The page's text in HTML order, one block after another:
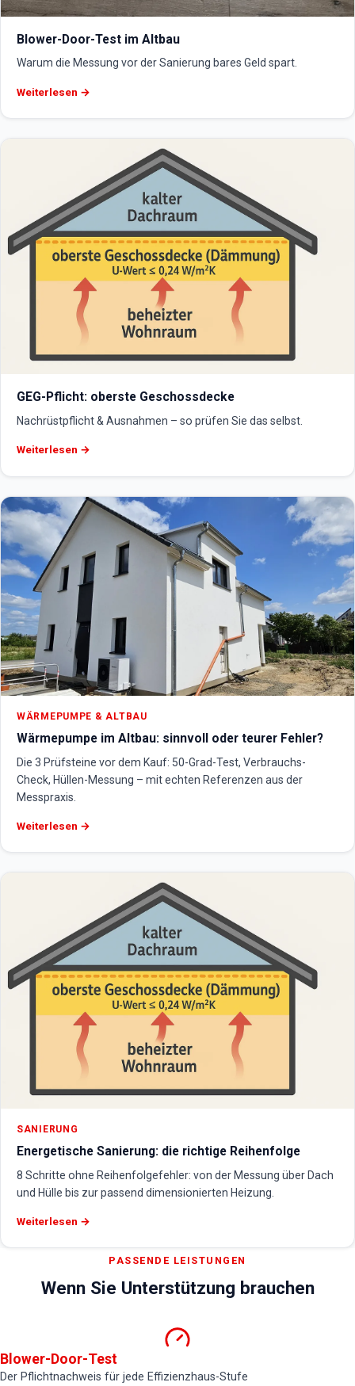
Blower-Door-Test im Altbau
Warum die Messung vor der Sanierung bares Geld spart.
Weiterlesen →
GEG-Pflicht: oberste Geschossdecke
Nachrüstpflicht & Ausnahmen – so prüfen Sie das selbst.
Weiterlesen →
WÄRMEPUMPE & ALTBAU
Wärmepumpe im Altbau: sinnvoll oder teurer Fehler?
Die 3 Prüfsteine vor dem Kauf: 50-Grad-Test, Verbrauchs-
Check, Hüllen-Messung – mit echten Referenzen aus der
Messpraxis.
Weiterlesen →
SANIERUNG
Energetische Sanierung: die richtige Reihenfolge
8 Schritte ohne Reihenfolgefehler: von der Messung über Dach
und Hülle bis zur passend dimensionierten Heizung.
Weiterlesen →
PASSENDE LEISTUNGEN
Wenn Sie Unterstützung brauchen
Blower-Door-Test
Der Pflichtnachweis für jede Effizienzhaus-Stufe